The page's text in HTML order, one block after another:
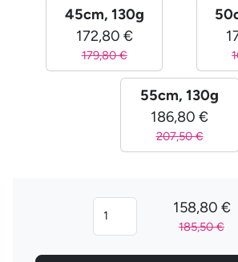
45cm, 130g
172,80 €
179,80 €
55cm, 130g
186,80 €
207,50 €
158,80 €
185,50 €